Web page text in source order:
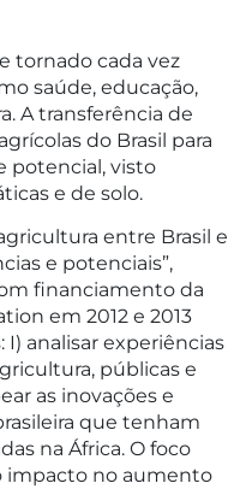
tornado cada vez
saúde, educação,
A transferência de
do Brasil para
potencial, visto
e de solo.
entre Brasil e
e potenciais”,
financiamento da
em 2012 e 2013
analisar experiências
públicas e
as inovações e
que tenham
na África. O foco
impacto no aumento